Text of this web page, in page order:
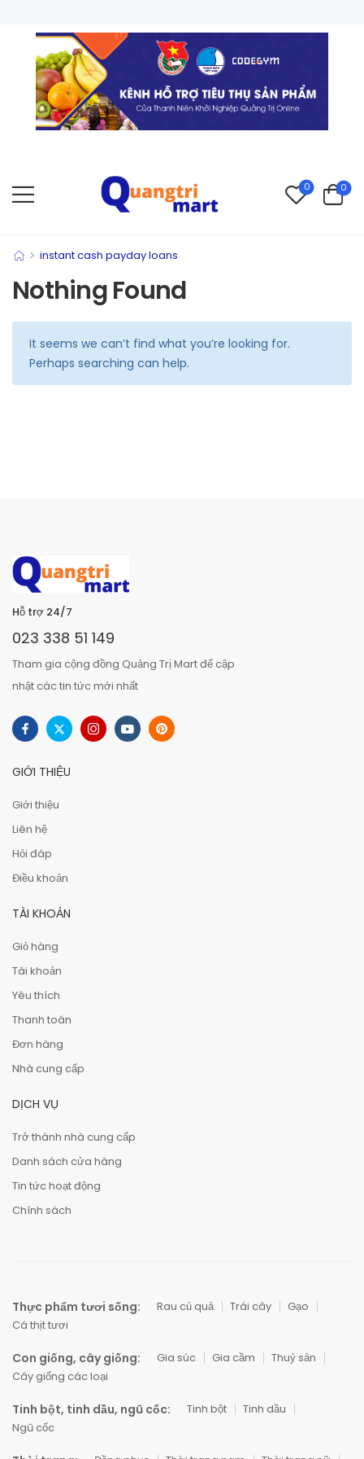
0 0
> instant cash payday loans
Nothing Found
It seems we can’t find what you’re looking for.
Perhaps searching can help.
Hỗ trợ 24/7
023 338 51 149
Tham gia cộng đồng Quảng Trị Mart để cập
nhật các tin tức mới nhất
GIỚI THIỆU
Giới thiệu
Liên hệ
Hỏi đáp
Điều khoản
TÀI KHOẢN
Giỏ hàng
Tài khoản
Yêu thích
Thanh toán
Đơn hàng
Nhà cung cấp
DỊCH VỤ
Trở thành nhà cung cấp
Danh sách cửa hàng
Tin tức hoạt động
Chính sách
Thực phẩm tươi sống: Rau củ quả Trái cây
Gạo
Cá thịt tươi
Con giống, cây giống: Gia súc Gia cầm
Thuỷ sản
Cây giống các loại
Tinh bột, tinh dầu, ngũ cốc: Tinh bột
Tinh dầu
Ngũ cốc